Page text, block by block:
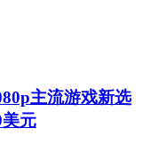
主流游戏新选
元